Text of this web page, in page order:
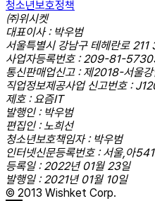
청소년보호정책
㈜위시켓
대표이사 : 박우범
서울특별시 강남구 테헤란로
사업자등록번호 : 209-81-
통신판매업신고 : 제2018-서울
직업정보제공사업 신고번호 :
제호 : 요즘IT
발행인 : 박우범
편집인 : 노희선
청소년보호책임자 : 박우범
인터넷신문등록번호 : 서울,아
등록일 : 2022년 01월 23일
발행일 : 2021년 01월 10일
© 2013 Wishket Corp.